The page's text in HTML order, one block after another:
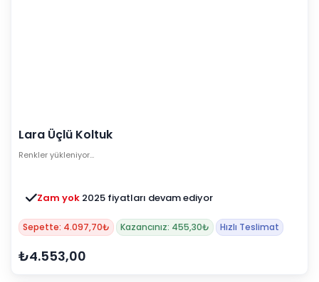
Lara Üçlü Koltuk
Renkler yükleniyor…
Zam yok 2025 fiyatları devam ediyor
Sepette: 4.097,70₺ Kazancınız: 455,30₺ Hızlı Teslimat
₺4.553,00